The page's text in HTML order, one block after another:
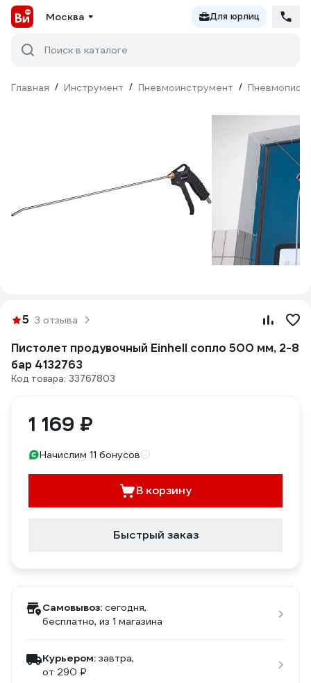
Москва Для юрлиц
Поиск в каталоге
Главная / Инструмент / Пневмоинструмент /
5 3 отзыва
Пистолет продувочный Einhell сопло 500 мм, 2-8
бар 4132763
Код товара: 33767803
1 169 ₽
Начислим 11 бонусов
В корзину
Быстрый заказ
Самовывоз: сегодня,
бесплатно, из 1 магазина
Курьером: завтра,
от 290 ₽